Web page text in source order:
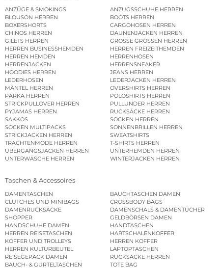
ANZÜGE & SMOKINGS
ANZUGSSCHUHE HERREN
BLOUSON HERREN
BOOTS HERREN
BOXERSHORTS
CARGOHOSEN HERREN
CHINOS HERREN
DAUNENJACKEN HERREN
GILETS HERREN
GROSSE GRÖSSEN HERREN
HERREN BUSINESSHEMDEN
HERREN FREIZEITHEMDEN
HERREN HEMDEN
HERRENHOSEN
HERRENJACKEN
HERRENSNEAKER
HOODIES HERREN
JEANS HERREN
LEDERHOSEN
LEDERJACKEN HERREN
MÄNTEL HERREN
OVERSHIRTS HERREN
PARKA HERREN
POLOSHIRTS HERREN
STRICKPULLOVER HERREN
PULLUNDER HERREN
PYJAMAS HERREN
RUCKSÄCKE HERREN
SAKKOS
SOCKEN HERREN
SOCKEN MULTIPACKS
SONNENBRILLEN HERREN
STRICKJACKEN HERREN
SWEATSHIRTS
TRACHTENMODE HERREN
T-SHIRTS HERREN
ÜBERGANGSJACKEN HERREN
UNTERHEMDEN HERREN
UNTERWÄSCHE HERREN
WINTERJACKEN HERREN
Taschen & Accessoires
DAMENTASCHEN
BAUCHTASCHEN DAMEN
CLUTCHES UND MINIBAGS
CROSSBODY BAGS
DAMENRUCKSÄCKE
DAMENSCHALS & DAMENTÜCHER
SHOPPER
GELDBÖRSEN DAMEN
HANDSCHUHE DAMEN
HANDTASCHEN
HERREN REISETASCHEN
HARTSCHALENKOFFER
KOFFER UND TROLLEYS
HERREN KOFFER
HERREN KULTURBEUTEL
LAPTOPTASCHEN
REISEGEPÄCK DAMEN
RUCKSÄCKE HERREN
BAUCH- & GÜRTELTASCHEN
TOTE BAG